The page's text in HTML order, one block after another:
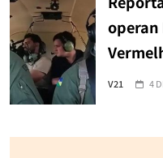
operan
V21 4